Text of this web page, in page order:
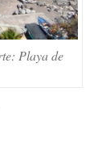
Playa de